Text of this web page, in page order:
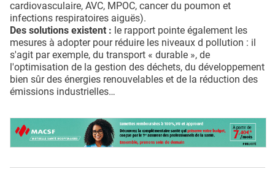
cardiovasculaire, AVC, MPOC, cancer du poumon et
infections respiratoires aiguës).
Des solutions existent : le rapport pointe également les
mesures à adopter pour réduire les niveaux d pollution : il
s'agit par exemple, du transport « durable », de
l'optimisation de la gestion des déchets, du développement
bien sûr des énergies renouvelables et de la réduction des
émissions industrielles…